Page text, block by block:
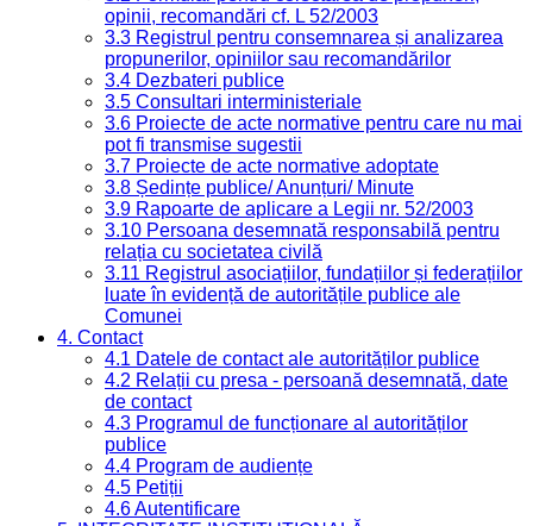
opinii, recomandări cf. L 52/2003
3.3 Registrul pentru consemnarea și analizarea
propunerilor, opiniilor sau recomandărilor
3.4 Dezbateri publice
3.5 Consultari interministeriale
3.6 Proiecte de acte normative pentru care nu mai
pot fi transmise sugestii
3.7 Proiecte de acte normative adoptate
3.8 Ședințe publice/ Anunțuri/ Minute
3.9 Rapoarte de aplicare a Legii nr. 52/2003
3.10 Persoana desemnată responsabilă pentru
relația cu societatea civilă
3.11 Registrul asociațiilor, fundațiilor și federațiilor
luate în evidență de autoritățile publice ale
Comunei
4. Contact
4.1 Datele de contact ale autorităților publice
4.2 Relații cu presa - persoană desemnată, date
de contact
4.3 Programul de funcționare al autorităților
publice
4.4 Program de audiențe
4.5 Petiții
4.6 Autentificare